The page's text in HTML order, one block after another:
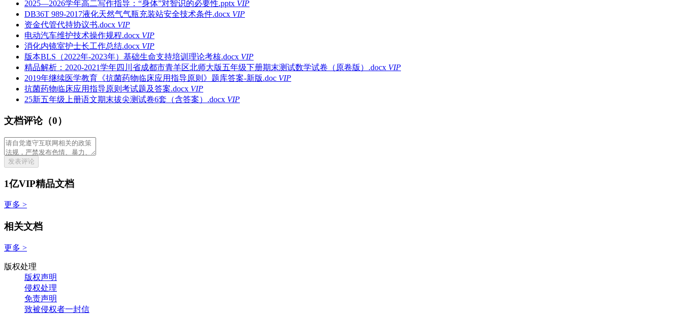
2025—2026学年高二写作指导：“身体”对智识的必要性.pptx VIP
DB36T 989-2017液化天然气气瓶充装站安全技术条件.docx VIP
资金代管代持协议书.docx VIP
电动汽车维护技术操作规程.docx VIP
消化内镜室护士长工作总结.docx VIP
版本BLS（2022年-2023年）基础生命支持培训理论考核.docx VIP
精品解析：2020-2021学年四川省成都市青羊区北师大版五年级下册期末测试数学试卷（原卷版）.docx VIP
2019年继续医学教育《抗菌药物临床应用指导原则》题库答案-新版.doc VIP
抗菌药物临床应用指导原则考试题及答案.docx VIP
25新五年级上册语文期末拔尖测试卷6套（含答案）.docx VIP
文档评论（0）
发表评论
1亿VIP精品文档
更多 >
相关文档
更多 >
版权处理
版权声明
侵权处理
免责声明
致被侵权者一封信